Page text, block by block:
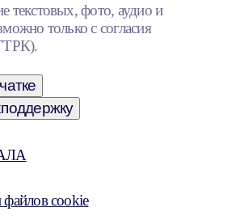
текстовых, фото, аудио и
только с согласия
файлов cookie